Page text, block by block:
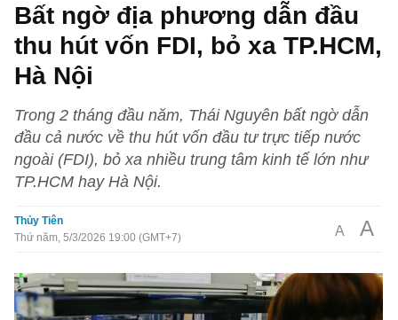
Bất ngờ địa phương dẫn đầu
thu hút vốn FDI, bỏ xa TP.HCM,
Hà Nội
Trong 2 tháng đầu năm, Thái Nguyên bất ngờ dẫn
đầu cả nước về thu hút vốn đầu tư trực tiếp nước
ngoài (FDI), bỏ xa nhiều trung tâm kinh tế lớn như
TP.HCM hay Hà Nội.
Thủy Tiên
Thứ năm, 5/3/2026 19:00 (GMT+7)
A A